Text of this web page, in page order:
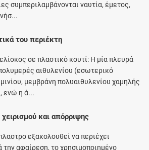
συμπεριλαμβάνονται ναυτία, έμετος,
του περιέκτη
σε πλαστικό κουτί: Η μία πλευρά
αιθυλενίου (εσωτερικό
μεμβράνη πολυαιθυλενίου χαμηλής
ενώ η ά...
και απόρριψης
εξακολουθεί να περιέχει
αφαίρεση, το χρησιμοποιημένο